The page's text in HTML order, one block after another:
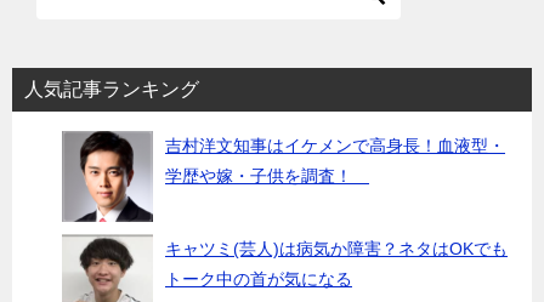
人気記事ランキング
吉村洋文知事はイケメンで高身長！血液型・
学歴や嫁・子供を調査！
キャツミ(芸人)は病気か障害？ネタはOKでも
トーク中の首が気になる